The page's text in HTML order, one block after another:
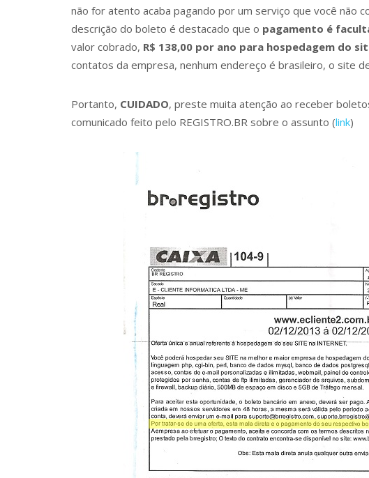
não for atento acaba pagando por um serviço que você não
descrição do boleto é destacado que o pagamento é
valor cobrado, R$ 138,00 por ano para hospedagem do
contatos da empresa, nenhum endereço é brasileiro, o site
Portanto, CUIDADO, preste muita atenção ao receber
comunicado feito pelo REGISTRO.BR sobre o assunto (link)